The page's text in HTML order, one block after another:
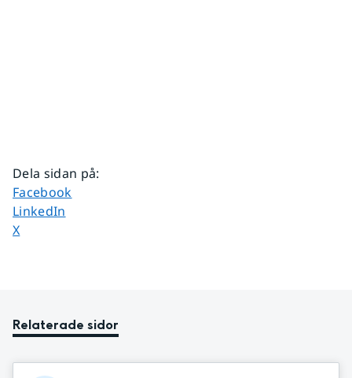
Dela sidan på:
Dela sidan på
Facebook
Dela sidan på
LinkedIn
Dela sidan på
X
Relaterade sidor